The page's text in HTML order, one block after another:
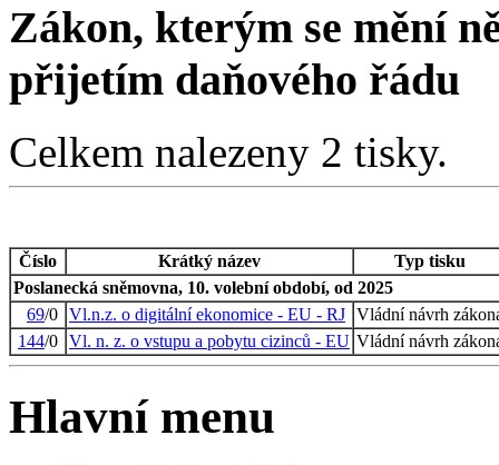
Zákon, kterým se mění
přijetím daňového řádu
Celkem nalezeny 2 tisky.
Číslo Krátký název
Typ tisku
Poslanecká sněmovna, 10. volební období, od 2025
69/0 Vl.n.z. o digitální ekonomice - EU - RJ Vládní návrh
144/0 Vl. n. z. o vstupu a pobytu cizinců - EU Vládní návrh
Hlavní menu